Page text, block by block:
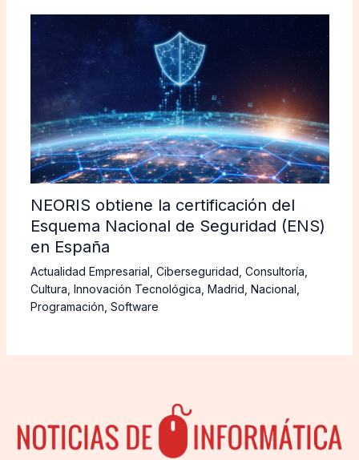
NEORIS obtiene la certificación del
Esquema Nacional de Seguridad (ENS)
en España
Actualidad Empresarial Ciberseguridad Consultoría
Cultura Innovación Tecnológica Madrid Nacional
Programación Software